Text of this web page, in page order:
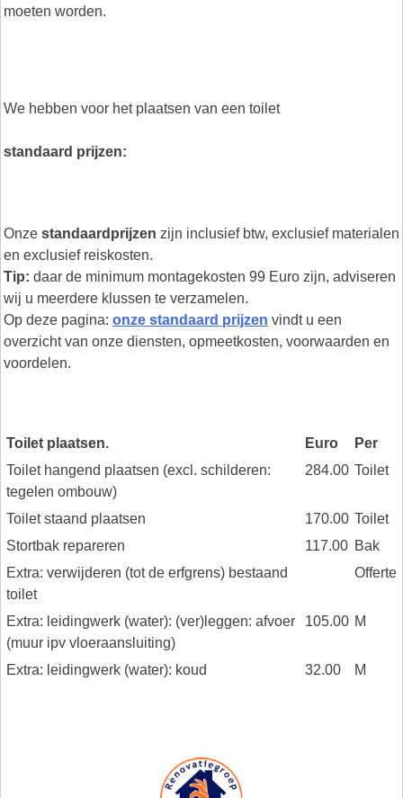
moeten worden.
We hebben voor het plaatsen van een toilet
standaard prijzen:
Onze standaardprijzen zijn inclusief btw, exclusief materialen
en exclusief reiskosten.
Tip: daar de minimum montagekosten 99 Euro zijn, adviseren
wij u meerdere klussen te verzamelen.
Op deze pagina: onze standaard prijzen vindt u een
overzicht van onze diensten, opmeetkosten, voorwaarden en
voordelen.
Toilet plaatsen. Euro
Per
Toilet hangend plaatsen (excl. schilderen:
tegelen ombouw)
284.00 Toilet
Toilet staand plaatsen 170.00 Toilet
Stortbak repareren
117.00 Bak
Extra: verwijderen (tot de erfgrens) bestaand
toilet
Offerte
Extra: leidingwerk (water): (ver)leggen: afvoer
(muur ipv vloeraansluiting)
105.00 M
Extra: leidingwerk (water): koud 32.00 M